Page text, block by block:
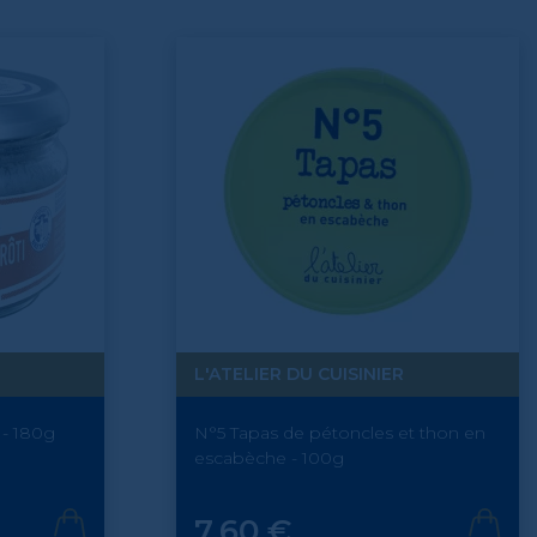
180g
L'ATELIER DU CUISINIER
N°5 Tapas de pétoncles et thon en
escabèche - 100g
Prix